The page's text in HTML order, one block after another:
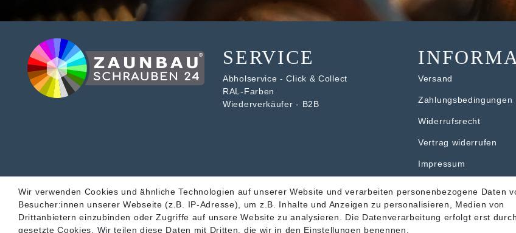
SERVICE
Abholservice - Click & Collect
RAL-Farben
Wiederverkäufer - B2B
Versand
Zahlungsbedingungen
Widerrufsrecht
Vertrag widerrufen
Impressum
AGB
Wir verwenden Cookies und ähnliche Technologien auf unserer Website und verarbeiten personenbezogene Daten
Besucher:innen unserer Webseite (z.B. IP-Adresse), um z.B. Inhalte und Anzeigen zu personalisieren, Medien von
Drittanbietern einzubinden oder Zugriffe auf unsere Website zu analysieren. Die Datenverarbeitung erfolgt erst durch
gesetzte Cookies. Wir teilen diese Daten mit Dritten, die wir in den Einstellungen benennen.